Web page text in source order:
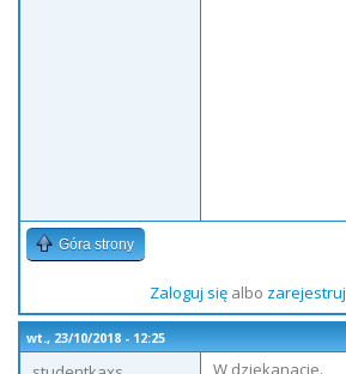
Góra strony
Zaloguj sięalbo zarejestruj
wt., 23/10/2018 - 12:25
W dziekanacie.